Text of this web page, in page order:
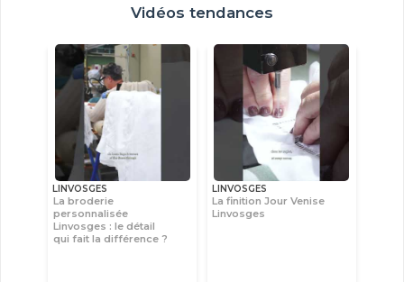
Vidéos tendances
LINVOSGES
La broderie
personnalisée
Linvosges : le détail
qui fait la différence ?
LINVOSGES
La finition Jour Venise
Linvosges